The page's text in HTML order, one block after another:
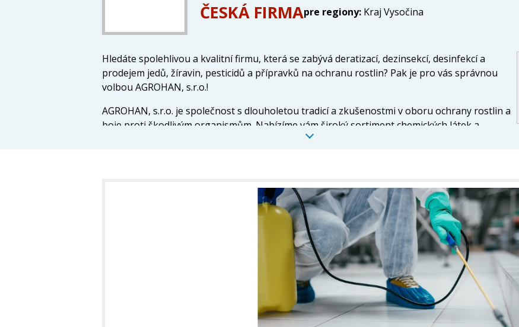
ČESKÁ FIRMApre regiony: Kraj Vysočina
Hledáte spolehlivou a kvalitní firmu, která se zabývá deratizací, dezinsekcí, desinfekcí a
prodejem jedů, žíravin, pesticidů a přípravků na ochranu rostlin? Pak je pro vás správnou
volbou AGROHAN, s.r.o.!
AGROHAN, s.r.o. je společnost s dlouholetou tradicí a zkušenostmi v oboru ochrany rostlin a
boje proti škodlivým organismům. Nabízíme vám široký sortiment chemických látek a
přípravků na ochranu rostlin, které jsou vysoce účinné a bezpečné pro životní prostředí.
AGROHAN, s.r.o. vám také poskytuje profesionální služby v oblasti diagnostiky, zkušebnictví a
poradenství v ochraně rostlin. Provádíme speciální ochrannou dezinfekci, dezinsekci a
deratizaci objektů a půdy proti škodlivým organismům přípravky na ochranu rostlin nebo
AGROHAN, s.r.o. je váš spolehlivý partner v oboru ochrany rostlin a boje proti škodlivým